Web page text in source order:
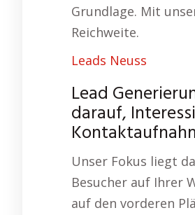
Grundlage. Mit
Reichweite.
Leads Neuss
Lead
darauf,
Unser Fokus liegt
Besucher auf Ihrer
auf den vorderen